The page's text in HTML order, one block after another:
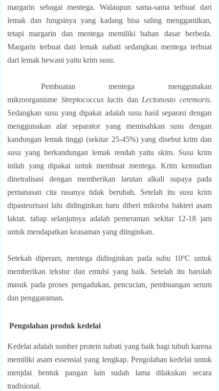
margarin sebagai mentega. Walaupun sama-sama terbuat dari
lemak dan fungsinya yang kadang bisa saling menggantikan,
tetapi margarin dan mentega memiliki bahan dasar berbeda.
Margarin terbuat dari lemak nabati sedangkan mentega terbuat
dari lemak hewani yaitu krim susu.
Pembuatan mentega menggunakan
mikroorganisme Streptococcus lactis danLectonosto ceremoris.
Sedangkan susu yang dipakai adalah susu hasil separasi dengan
menggunakan alat separator yang memisahkan susu dengan
kandungan lemak tinggi (sekitar 25-45%) yang disebut krim dan
susu yang berkandungan lemak rendah yaitu skim. Susu krim
inilah yang dipakai untuk membuat mentega. Krim kemudian
dinetralisasi dengan memberikan larutan alkali supaya pada
pemanasan cita rasanya tidak berubah. Setelah itu susu krim
dipasteurisasi lalu didinginkan baru diberi mikroba bakteri asam
laktat. tahap selanjutnya adalah pemeraman sekitar 12-18 jam
untuk mendapatkan keasaman yang diinginkan.
Setekah diperam, mentega didinginkan pada suhu 10ºC untuk
memberikan tekstur dan emulsi yang baik. Setelah itu barulah
masuk pada proses pengadukan, pencucian, pembuangan serum
dan penggaraman.
Pengolahan produk kedelai
Kedelai adalah sumber protein nabati yang baik bagi tubuh karena
memiliki asam essensial yang lengkap. Pengolahan kedelai untuk
menjdai bentuk pangan lain sudah lama dilakukan secara
tradisional.